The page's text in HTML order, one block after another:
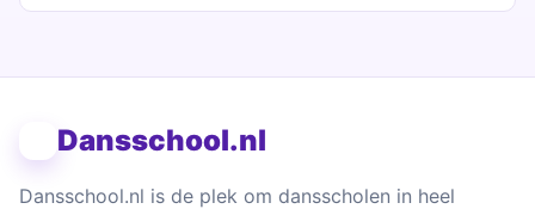
Dansschool.nl
Dansschool.nl is de plek om dansscholen in heel